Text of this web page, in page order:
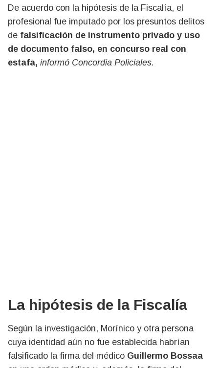
De acuerdo con la hipótesis de la Fiscalía, el
profesional fue imputado por los presuntos delitos
de falsificación de instrumento privado y uso
de documento falso, en concurso real con
estafa, informó Concordia Policiales.
La hipótesis de la Fiscalía
Según la investigación, Morínico y otra persona
cuya identidad aún no fue establecida habrían
falsificado la firma del médico Guillermo Bossaa